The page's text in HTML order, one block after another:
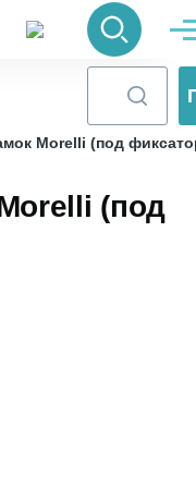
Поиск
Morelli (под
(под